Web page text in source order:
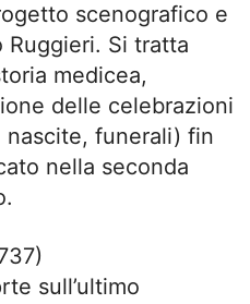
scenografico e
Ruggieri. Si tratta
medicea,
delle celebrazioni
nascite, funerali) fin
nella seconda
sull’ultimo